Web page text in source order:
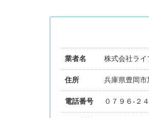
業者名 株式会社ライ
住所 兵庫県豊岡
電話番号 ０７９６-２